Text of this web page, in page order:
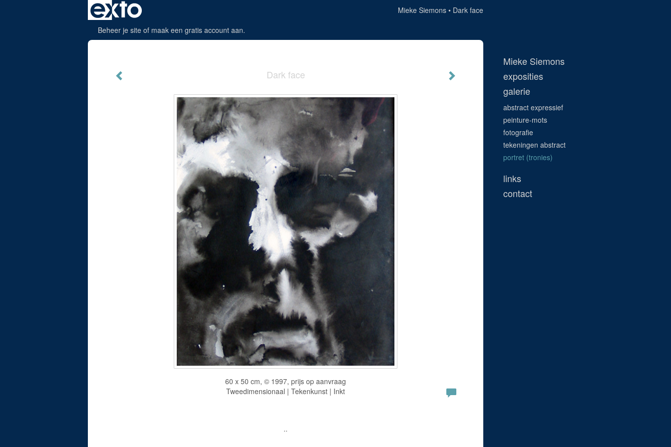
Mieke Siemons
Dark face
Beheer je site of maak een gratis account aan.
Dark face
60 x 50 cm, © 1997, prijs op aanvraag
Tweedimensionaal | Tekenkunst | Inkt
..
Mieke Siemons
exposities
galerie
abstract expressief
peinture-mots
fotografie
tekeningen abstract
portret (tronies)
links
contact